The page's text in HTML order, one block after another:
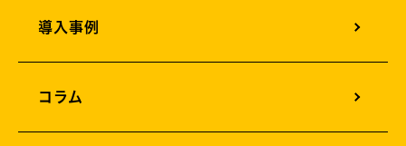
オフィスカメラソリューション
オフィス構築支援
AIサービスソリューション
導入事例
コラム